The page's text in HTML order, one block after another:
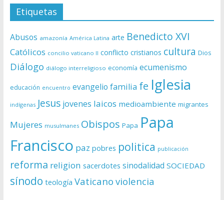
Etiquetas
Abusos amazonía América Latina arte Benedicto XVI
Católicos concilio vaticano II conflicto cristianos cultura Dios
Diálogo diálogo interreligioso economía ecumenismo
educación encuentro evangelio familia fe Iglesia
indígenas Jesus jovenes laicos medioambiente migrantes
Mujeres musulmanes Obispos Papa Papa
Francisco paz pobres politica publicación
reforma religion sacerdotes sinodalidad SOCIEDAD
sínodo teología Vaticano violencia